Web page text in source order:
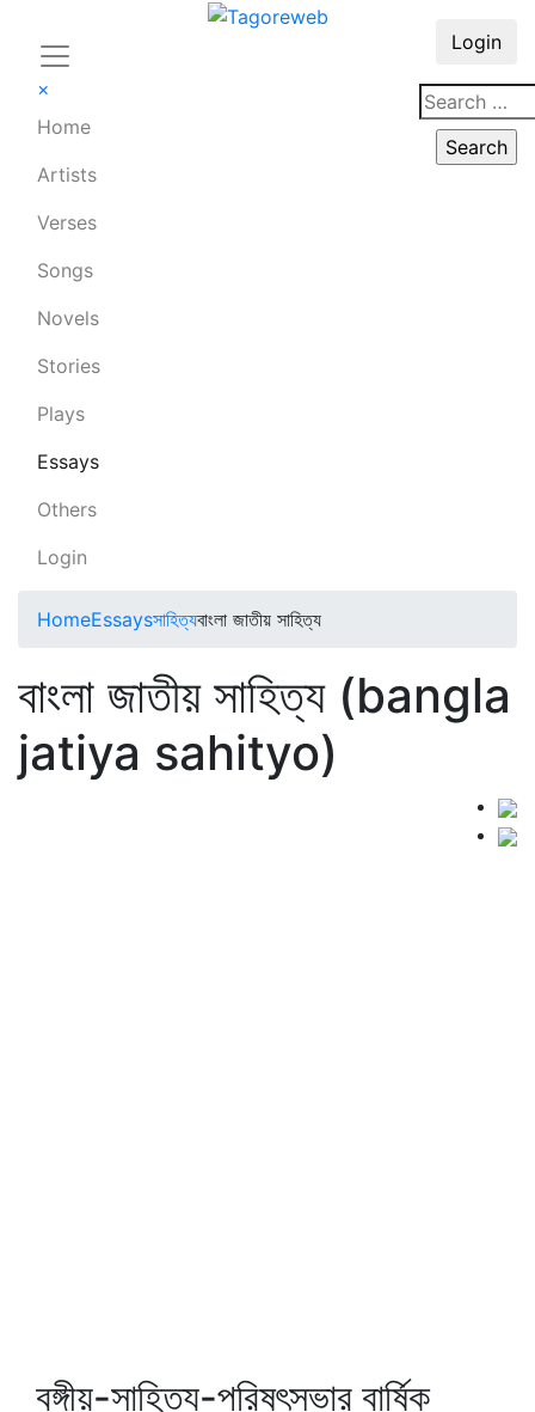
×
Home
Artists
Verses
Songs
Novels
Stories
Plays
Essays
Others
Login
Login
HomeEssaysসাহিত্যবাংলা জাতীয় সাহিত্য
বাংলা জাতীয় সাহিত্য (bangla
jatiya sahityo)
বঙ্গীয়-সাহিত্য-পরিষৎসভার বার্ষিক